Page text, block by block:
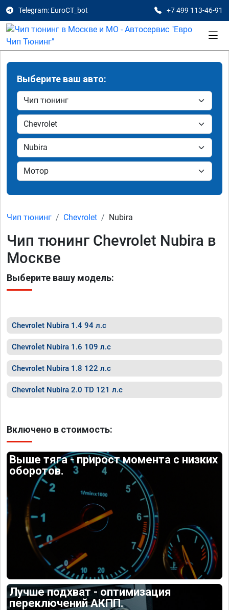
Telegram: EuroCT_bot +7 499 113-46-91
Выберите ваш авто:
Чип тюнинг Chevrolet Nubira
Чип тюнинг Chevrolet Nubira в
Москве
Выберите вашу модель:
Chevrolet Nubira 1.4 94 л.с
Chevrolet Nubira 1.6 109 л.с
Chevrolet Nubira 1.8 122 л.с
Chevrolet Nubira 2.0 TD 121 л.с
Включено в стоимость:
Выше тяга - прирост момента с низких
оборотов.
Лучше подхват - оптимизация
переключений АКПП.